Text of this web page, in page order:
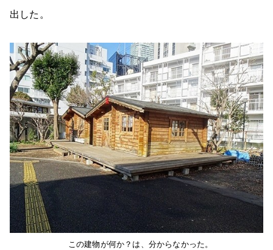
出した。
この建物が何か？は、分からなかった。